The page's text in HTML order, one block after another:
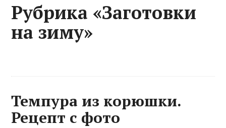
Рубрика «Заготовки
на зиму»
Темпура из корюшки.
Рецепт с фото